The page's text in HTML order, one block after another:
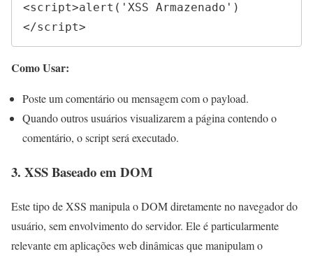
<script>alert('XSS Armazenado')
</script>
Como Usar:
Poste um comentário ou mensagem com o payload.
Quando outros usuários visualizarem a página contendo o
comentário, o script será executado.
3. XSS Baseado em DOM
Este tipo de XSS manipula o DOM diretamente no navegador do
usuário, sem envolvimento do servidor. Ele é particularmente
relevante em aplicações web dinâmicas que manipulam o